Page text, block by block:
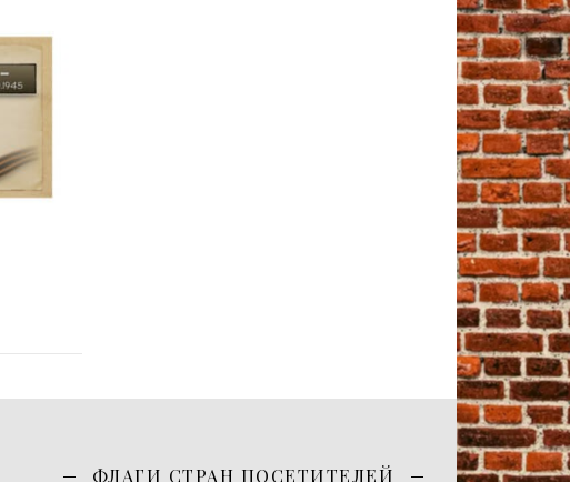
ФЛАГИ СТРАН ПОСЕТИТЕЛЕЙ